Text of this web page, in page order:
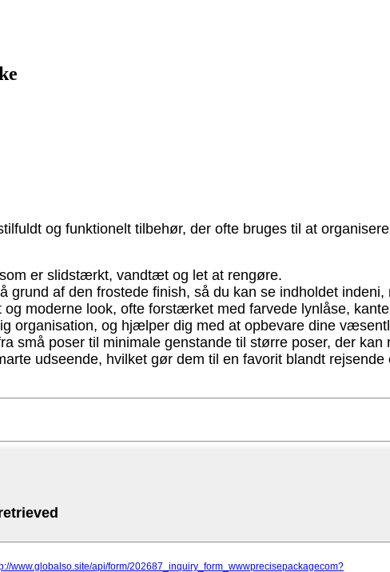
og funktionelt tilbehør, der ofte bruges til at
er slidstærkt, vandtæt og let at rengøre.
grund af den frostede finish, så du kan se indholdet
moderne look, ofte forstærket med farvede lynlåse,
organisation, og hjælper dig med at opbevare dine
små poser til minimale genstande til større poser, der kan
udseende, hvilket gør dem til en favorit blandt